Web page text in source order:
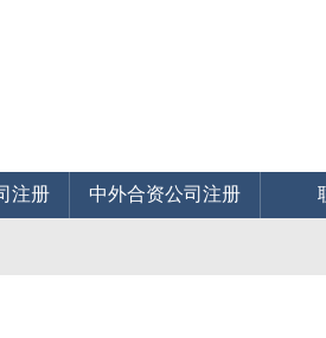
注册 中外合资公司注册